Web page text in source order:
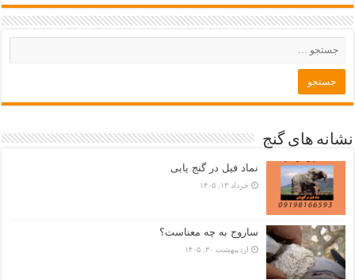
نشانه های گنج
نماد فیل در گنج یابی
خرداد ۱۳, ۱۴۰۵
ساروج به چه معناست؟
اردیبهشت ۳۰, ۱۴۰۵